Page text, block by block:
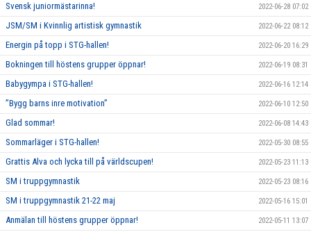
Svensk juniormästarinna! 2022-06-28 07:02
JSM/SM i Kvinnlig artistisk gymnastik 2022-06-22 08:12
Energin på topp i STG-hallen! 2022-06-20 16:29
Bokningen till höstens grupper öppnar! 2022-06-19 08:31
Babygympa i STG-hallen! 2022-06-16 12:14
”Bygg barns inre motivation” 2022-06-10 12:50
Glad sommar! 2022-06-08 14:43
Sommarläger i STG-hallen! 2022-05-30 08:55
Grattis Alva och lycka till på världscupen! 2022-05-23 11:13
SM i truppgymnastik 2022-05-23 08:16
SM i truppgymnastik 21-22 maj 2022-05-16 15:01
Anmälan till höstens grupper öppnar! 2022-05-11 13:07